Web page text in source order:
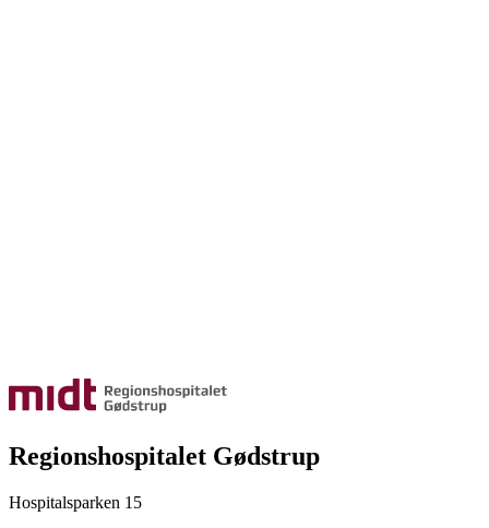
Regionshospitalet Gødstrup
Hospitalsparken 15